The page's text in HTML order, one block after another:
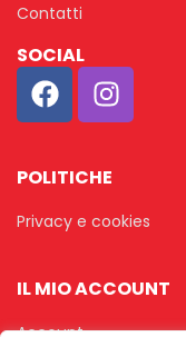
Contatti
SOCIAL
POLITICHE
Privacy e cookies
IL MIO ACCOUNT
Account